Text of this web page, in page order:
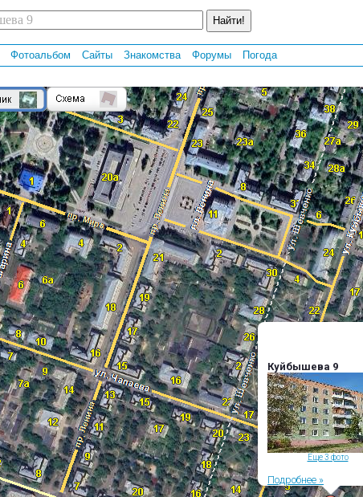
Фотоальбом Сайты Знакомства Форумы Погода
Куйбышева 9
Еще 3 фото
Подробнее »